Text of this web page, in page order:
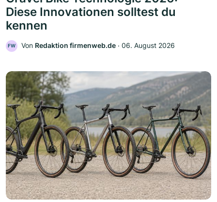
Diese Innovationen solltest du
kennen
FW Von Redaktion firmenweb.de ‧ 06. August 2026